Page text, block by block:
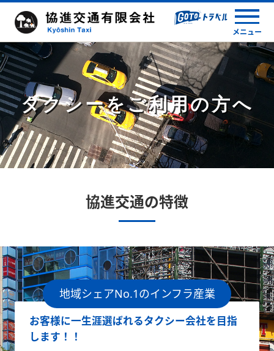
メニュー
タクシーをご利用の方へ
協進交通の特徴
地域シェアNo.1のインフラ産業
お客様に一生涯選ばれるタクシー会社を目指
します！！